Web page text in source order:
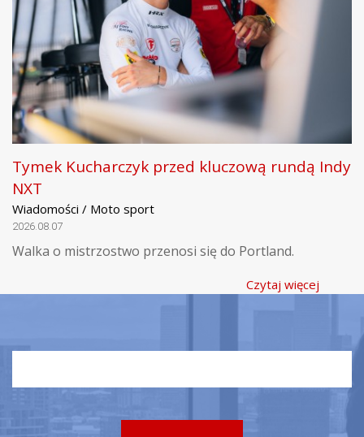
Tymek Kucharczyk przed kluczową rundą Indy
NXT
Wiadomości / Moto sport
2026.08.07
Walka o mistrzostwo przenosi się do Portland.
Czytaj więcej